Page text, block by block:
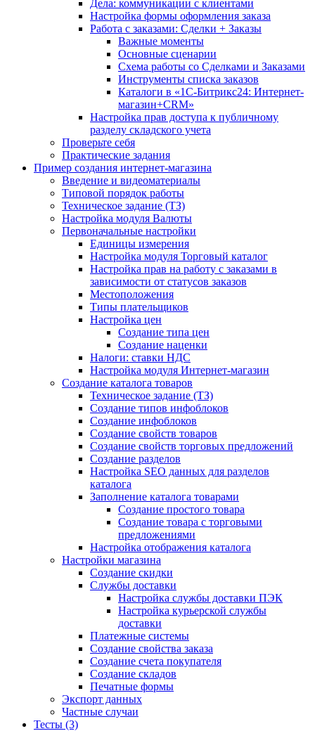
Дела: коммуникации с клиентами
Настройка формы оформления заказа
Работа с заказами: Сделки + Заказы
Важные моменты
Основные сценарии
Схема работы со Сделками и Заказами
Инструменты списка заказов
Каталоги в «1С-Битрикс24: Интернет-
магазин+CRM»
Настройка прав доступа к публичному
разделу складского учета
Проверьте себя
Практические задания
Пример создания интернет-магазина
Введение и видеоматериалы
Типовой порядок работы
Техническое задание (ТЗ)
Настройка модуля Валюты
Первоначальные настройки
Единицы измерения
Настройка модуля Торговый каталог
Настройка прав на работу с заказами в
зависимости от статусов заказов
Местоположения
Типы плательщиков
Настройка цен
Создание типа цен
Создание наценки
Налоги: ставки НДС
Настройка модуля Интернет-магазин
Создание каталога товаров
Техническое задание (ТЗ)
Создание типов инфоблоков
Создание инфоблоков
Создание свойств товаров
Создание свойств торговых предложений
Создание разделов
Настройка SEO данных для разделов
каталога
Заполнение каталога товарами
Создание простого товара
Создание товара с торговыми
предложениями
Настройка отображения каталога
Настройки магазина
Создание скидки
Службы доставки
Настройка службы доставки ПЭК
Настройка курьерской службы
доставки
Платежные системы
Создание свойства заказа
Создание счета покупателя
Создание складов
Печатные формы
Экспорт данных
Частные случаи
Тесты (3)